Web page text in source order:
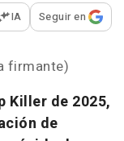
opciones para
IA Seguir en
firmante)
Killer de 2025,
de